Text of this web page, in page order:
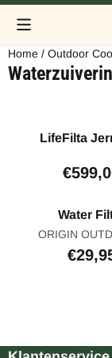
Cookievoorkeuren
Home / Outdoor
LifeFilta
Water
Merk:
ORIGIN